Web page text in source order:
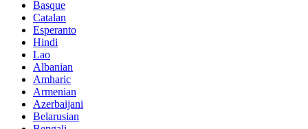
Basque
Catalan
Esperanto
Hindi
Lao
Albanian
Amharic
Armenian
Azerbaijani
Belarusian